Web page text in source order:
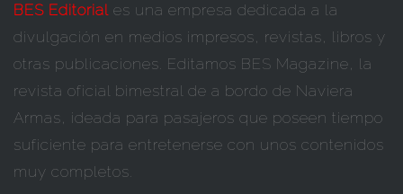
BES Editorial es una empresa dedicada a la
divulgación en medios impresos, revistas, libros y
otras publicaciones. Editamos BES Magazine, la
revista oficial bimestral de a bordo de Naviera
Armas, ideada para pasajeros que poseen tiempo
suficiente para entretenerse con unos contenidos
muy completos.